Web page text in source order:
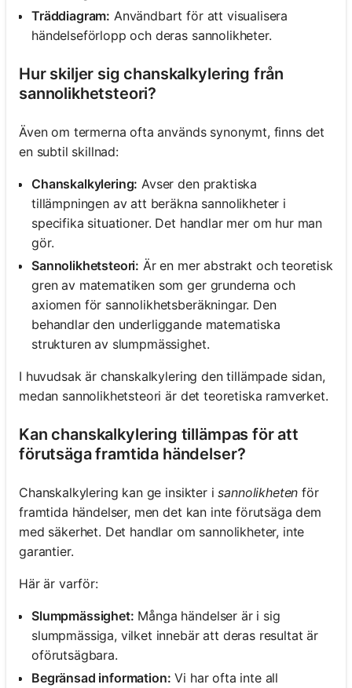
frågor
din
Träddiagram: Användbart för att visualisera
händelseförlopp och deras sannolikheter.
Hur skiljer sig chanskalkylering från
sannolikhetsteori?
Även om termerna ofta används synonymt, finns det
en subtil skillnad:
Chanskalkylering: Avser den praktiska
tillämpningen av att beräkna sannolikheter i
specifika situationer. Det handlar mer om hur man
gör.
Sannolikhetsteori: Är en mer abstrakt och teoretisk
gren av matematiken som ger grunderna och
axiomen för sannolikhetsberäkningar. Den
behandlar den underliggande matematiska
strukturen av slumpmässighet.
I huvudsak är chanskalkylering den tillämpade sidan,
medan sannolikhetsteori är det teoretiska ramverket.
Kan chanskalkylering tillämpas för att
förutsäga framtida händelser?
Chanskalkylering kan ge insikter isannolikheten för
framtida händelser, men det kan inte förutsäga dem
med säkerhet. Det handlar om sannolikheter, inte
garantier.
Här är varför:
Slumpmässighet: Många händelser är i sig
slumpmässiga, vilket innebär att deras resultat är
oförutsägbara.
Begränsad information: Vi har ofta inte all